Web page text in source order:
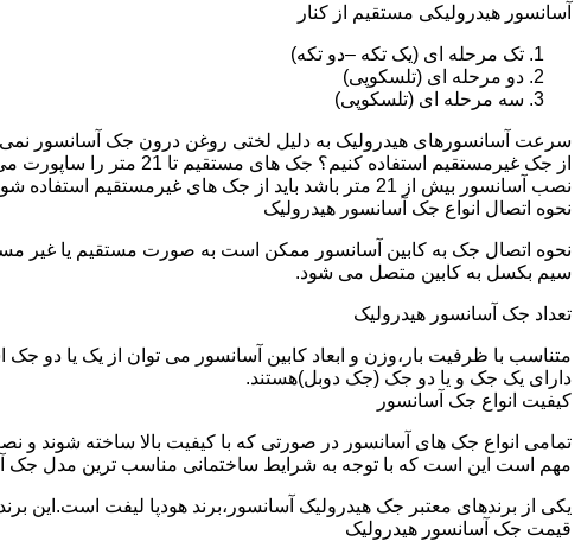
آسانسور هیدرولیکی مستقیم از کنار
تک مرحله ای (یک تکه –دو تکه)
دو مرحله ای (تلسکوپی)
سه مرحله ای (تلسکوپی)
سرعت آسانسورهای هیدرولیک به دلیل لختی روغن درون جک آسانسور نمی
نصب آسانسور بیش از 21 متر باشد باید از جک های غیرمستقیم استفاده شود.
نحوه اتصال انواع جک آسانسور هیدرولیک
نحوه اتصال جک به کابین آسانسور ممکن است به صورت مستقیم یا غیر
سیم بکسل به کابین متصل می شود.
تعداد جک آسانسور هیدرولیک
متناسب با ظرفیت بار،وزن و ابعاد کابین آسانسور می توان از یک یا دو
دارای یک جک و یا دو جک (جک دوبل)هستند.
کیفیت انواع جک آسانسور
تمامی انواع جک های آسانسور در صورتی که با کیفیت بالا ساخته شوند و
مهم است این است که با توجه به شرایط ساختمانی مناسب ترین مدل جک
یکی از برندهای معتبر جک هیدرولیک آسانسور،برند هودپا لیفت است.این
قیمت جک آسانسور هیدرولیک